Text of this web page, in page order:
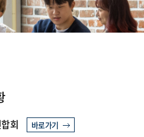
회 바로가기